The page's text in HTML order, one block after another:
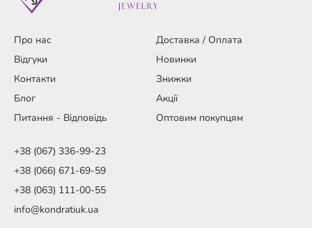
Про нас
Доставка / Оплата
Відгуки
Новинки
Контакти
Знижки
Блог
Акції
Питання - Відповідь
Оптовим покупцям
+38 (067) 336-99-23
+38 (066) 671-69-59
+38 (063) 111-00-55
info@kondratiuk.ua